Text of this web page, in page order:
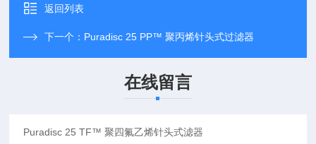
返回列表
下一个： Puradisc 25 PP™ 聚丙烯针头式过滤器
在线留言